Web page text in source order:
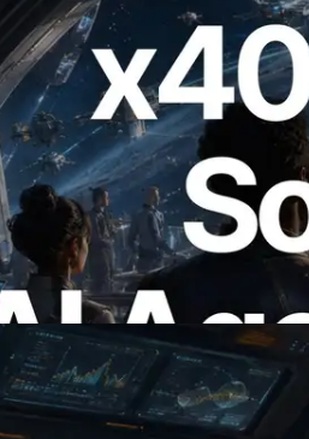
RPC com suporte a
agentes de IA
pelas APIs de que